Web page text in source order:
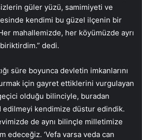
güler yüzü, samimiyeti ve
kendimi bu güzel ilçenin bir
mahallemizde, her köyümüzde ayrı
dedi.
süre boyunca devletin imkanlarını
için gayret ettiklerini vurgulayan
olduğu bilinciyle, buradan
edilmeyi kendimize düstur edindik.
de aynı bilinçle milletimize
edeceğiz. ‘Vefa varsa veda can